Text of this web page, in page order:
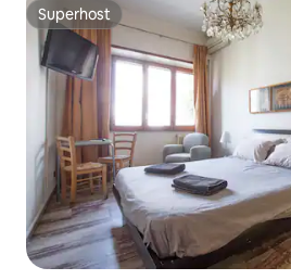
Superhost
Superhost